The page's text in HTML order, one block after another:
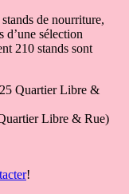
de nourriture,
d’une sélection
210 stands sont
Quartier Libre &
Libre & Rue)
!